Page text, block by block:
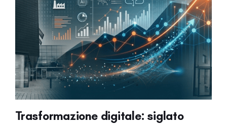
Trasformazione digitale: siglato